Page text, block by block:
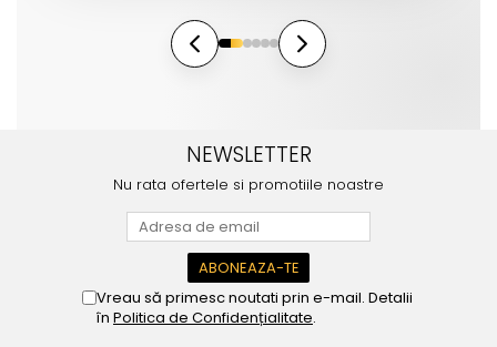
NEWSLETTER
Nu rata ofertele si promotiile noastre
Vreau să primesc noutati prin e-mail. Detalii
în Politica de Confidențialitate.